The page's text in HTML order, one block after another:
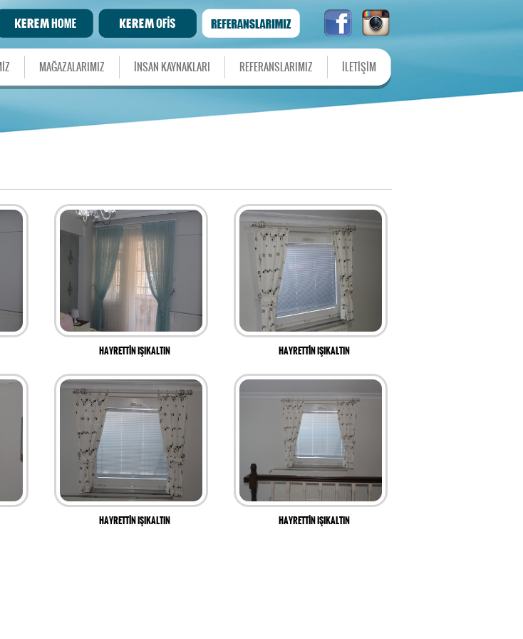
MAĞAZALARIMIZ İNSAN KAYNAKLARI REFERANSLARIMIZ İLETİŞİM
HAYRETTİN IŞIKALTIN HAYRETTİN IŞIKALTIN
HAYRETTİN IŞIKALTIN HAYRETTİN IŞIKALTIN